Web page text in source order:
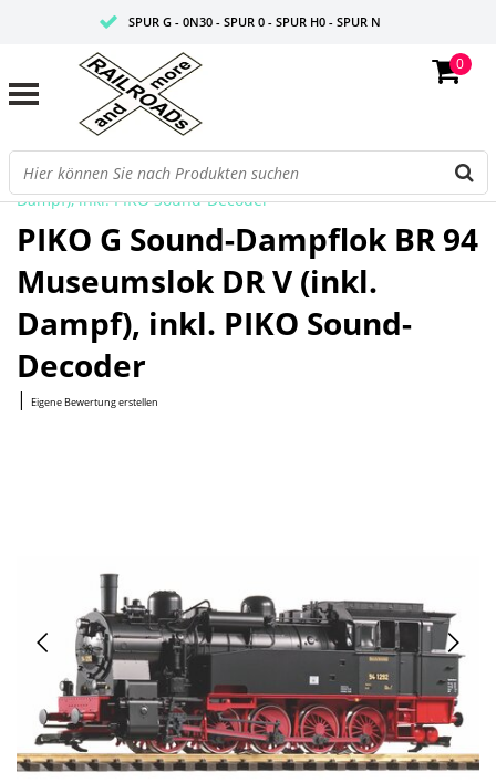
SPUR G - 0N30 - SPUR 0 - SPUR H0 - SPUR N
0
Startseite/G Sound-Dampflok BR 94 Museumslok DR V (inkl.
Dampf), inkl. PIKO Sound-Decoder
PIKO G Sound-Dampflok BR 94
Museumslok DR V (inkl.
Dampf), inkl. PIKO Sound-
Decoder
| Eigene Bewertung erstellen